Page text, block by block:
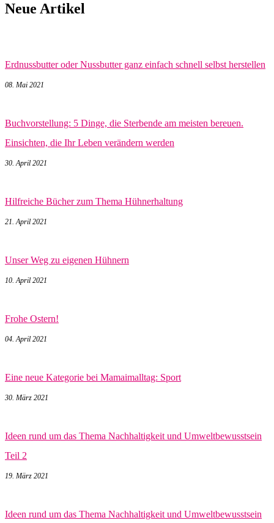
Neue Artikel
Erdnussbutter oder Nussbutter ganz einfach schnell selbst herstellen
08. Mai 2021
Buchvorstellung: 5 Dinge, die Sterbende am meisten bereuen.
Einsichten, die Ihr Leben verändern werden
30. April 2021
Hilfreiche Bücher zum Thema Hühnerhaltung
21. April 2021
Unser Weg zu eigenen Hühnern
10. April 2021
Frohe Ostern!
04. April 2021
Eine neue Kategorie bei Mamaimalltag: Sport
30. März 2021
Ideen rund um das Thema Nachhaltigkeit und Umweltbewusstsein
Teil 2
19. März 2021
Ideen rund um das Thema Nachhaltigkeit und Umweltbewusstsein